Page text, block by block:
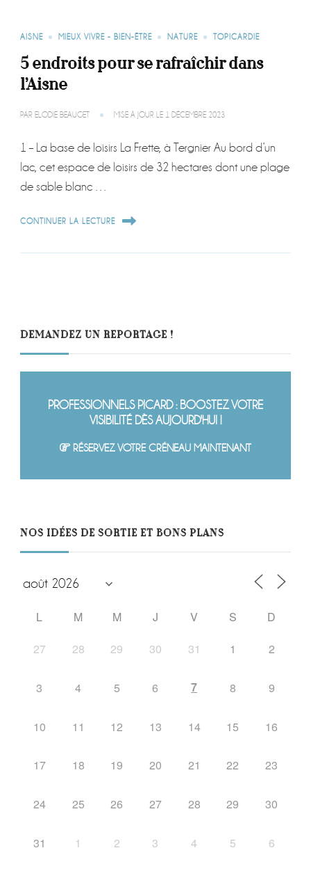
AISNE MIEUX VIVRE - BIEN-ÊTRE NATURE TOPICARDIE
5 endroits pour se rafraîchir dans
l’Aisne
PAR ELODIE BEAUGET MISE À JOUR LE 1 DÉCEMBRE 2023
1 – La base de loisirs La Frette, à Tergnier Au bord d’un
lac, cet espace de loisirs de 32 hectares dont une plage
de sable blanc …
CONTINUER LA LECTURE
DEMANDEZ UN REPORTAGE !
PROFESSIONNELS PICARD : BOOSTEZ VOTRE
VISIBILITÉ DÈS AUJOURD'HUI !
RÉSERVEZ VOTRE CRÉNEAU MAINTENANT
NOS IDÉES DE SORTIE ET BONS PLANS
L M M J V S
D
27
28 29 30 31 1 2
3 4 5 6 7 8 9
10 11 12 13 14 15 16
17 18 19 20 21 22 23
24 25 26 27 28 29 30
31 1 2 3 4 5 6